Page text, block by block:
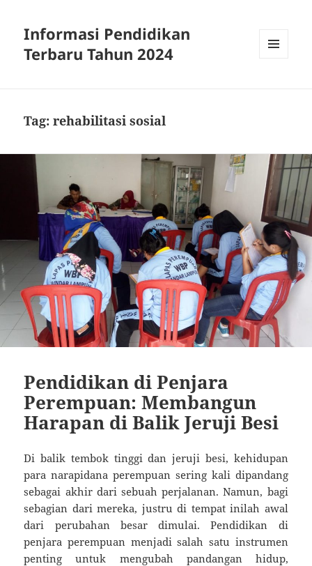
Informasi Pendidikan
Terbaru Tahun 2024
Tag:rehabilitasi sosial
Pendidikan di Penjara
Perempuan: Membangun
Harapan di Balik Jeruji Besi
Di balik tembok tinggi dan jeruji besi, kehidupan
para narapidana perempuan sering kali dipandang
sebagai akhir dari sebuah perjalanan. Namun, bagi
sebagian dari mereka, justru di tempat inilah awal
dari perubahan besar dimulai. Pendidikan di
penjara perempuan menjadi salah satu instrumen
penting untuk mengubah pandangan hidup,